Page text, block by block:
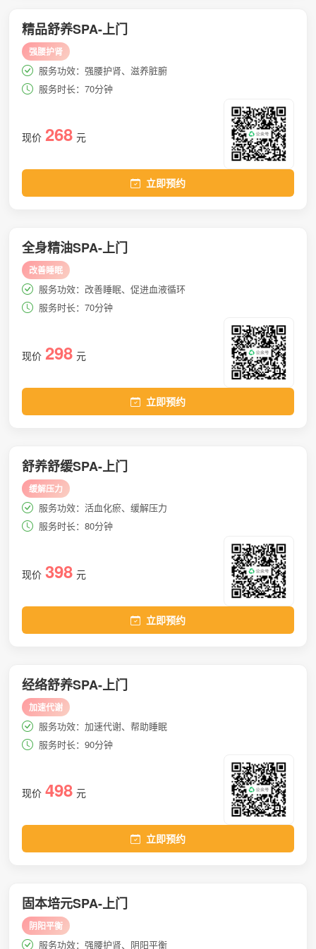
精品舒养SPA-上门
强腰护肾
服务功效：强腰护肾、滋养脏腑
服务时长：70分钟
现价 268 元
立即预约
全身精油SPA-上门
改善睡眠
服务功效：改善睡眠、促进血液循环
服务时长：70分钟
现价 298 元
立即预约
舒养舒缓SPA-上门
缓解压力
服务功效：活血化瘀、缓解压力
服务时长：80分钟
现价 398 元
立即预约
经络舒养SPA-上门
加速代谢
服务功效：加速代谢、帮助睡眠
服务时长：90分钟
现价 498 元
立即预约
固本培元SPA-上门
阴阳平衡
服务功效：强腰护肾、阴阳平衡